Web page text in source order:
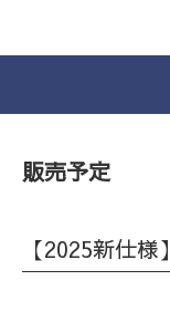
販売予定
【2025新仕